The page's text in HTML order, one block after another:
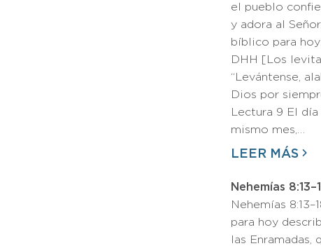
el pueblo
y adora al
bíblico para
DHH [Los
“Levántense,
Dios por
Lectura 9 El
mismo mes,…
LEER MÁS
Nehemías
Nehemías
para hoy
las Enramadas,